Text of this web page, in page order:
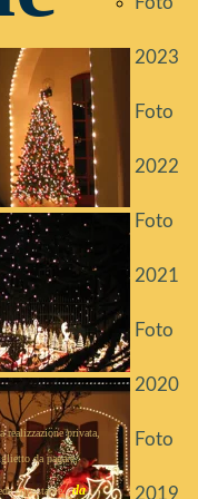
2023
Foto
2022
Foto
2021
Foto
2020
Foto
2019
realizzazione privata,
da pagare,
circostante,da